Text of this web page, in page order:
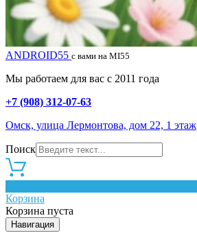
ANDROID55 с вами на MI55
Мы работаем для вас с 2011 года
+7 (908) 312-07-63
Омск, улица Лермонтова, дом 22, 1 этаж
Поиск
Корзина
Корзина пуста
Навигация